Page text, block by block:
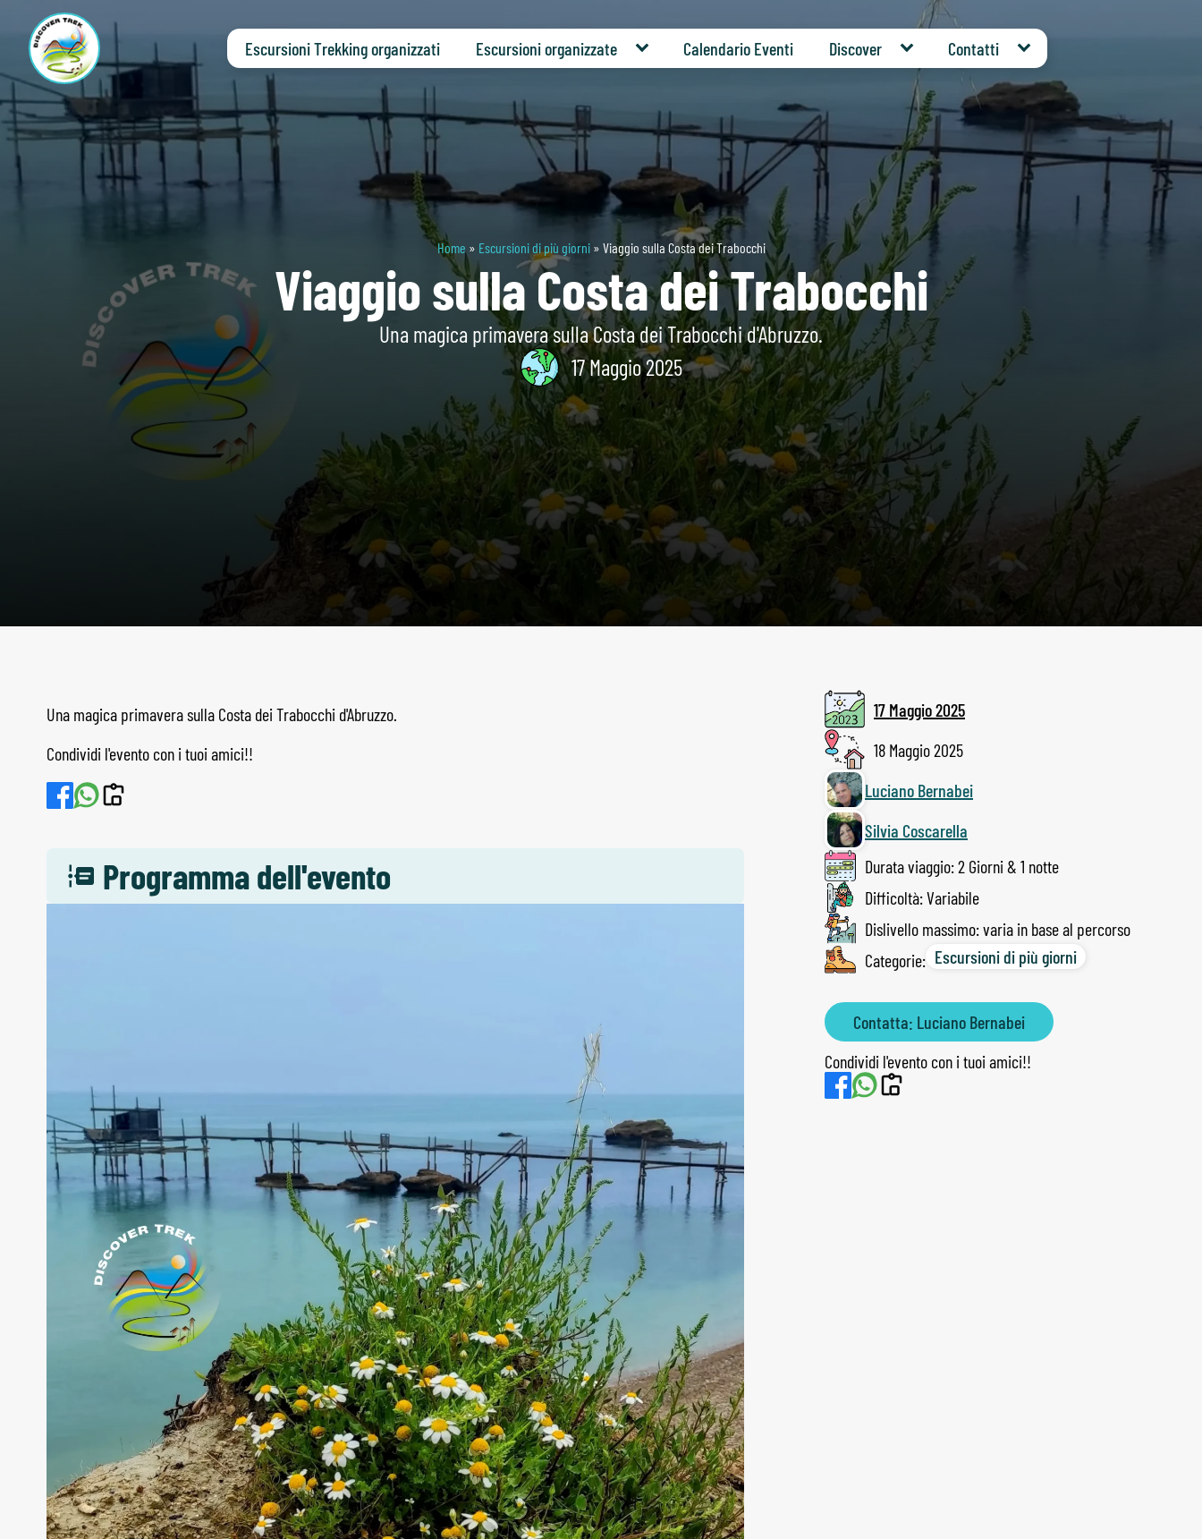
Escursioni Trekking organizzati Escursioni organizzate Calendario Eventi Discover Contatti
Home » Escursioni di più giorni» Viaggio sulla Costa dei Trabocchi
Viaggio sulla Costa dei Trabocchi
Una magica primavera sulla Costa dei Trabocchi d'Abruzzo.
17 Maggio 2025
Una magica primavera sulla Costa dei Trabocchi d'Abruzzo.
Condividi l'evento con i tuoi amici!!
Programma dell'evento
17 Maggio 2025
18 Maggio 2025
Luciano Bernabei
Silvia Coscarella
Durata viaggio: 2 Giorni & 1 notte
Difficoltà: Variabile
Dislivello massimo: varia in base al percorso
Categorie: Escursioni di più giorni
Contatta: Luciano Bernabei
Condividi l'evento con i tuoi amici!!